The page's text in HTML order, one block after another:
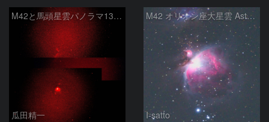
M42と馬頭星雲パノラマ135mm
瓜田精一
M42 オリオン座大星雲 AstroTracer Type3の威力
I-satto